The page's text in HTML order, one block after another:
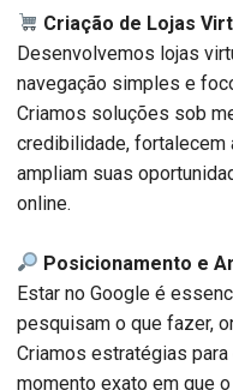
Criação de Lojas
Desenvolvemos lojas
navegação simples e
Criamos soluções sob
credibilidade, fortalecem
ampliam suas
online.
Posicionamento e
Estar no Google é
pesquisam o que fazer,
Criamos estratégias
momento exato em que